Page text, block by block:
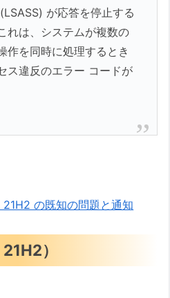
が応答を停止する
れは、システムが複数の
作を同時に処理するとき
ス違反のエラー コードが
の既知の問題と通知
）